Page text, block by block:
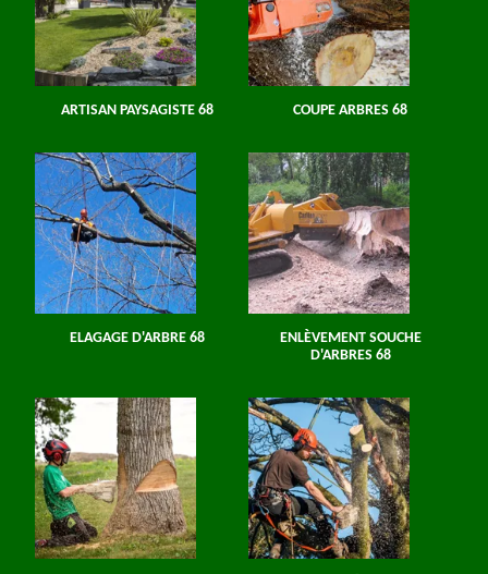
ARTISAN PAYSAGISTE 68 COUPE ARBRES 68
ELAGAGE D'ARBRE 68
ENLÈVEMENT SOUCHE
D'ARBRES 68